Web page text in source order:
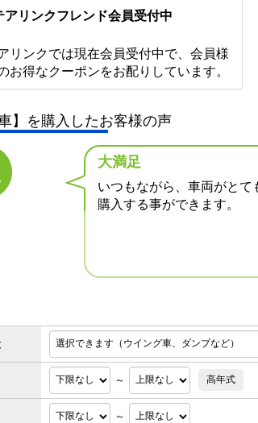
アリンクフレンド会員受付中
リンクでは現在会員受付中で、会員様
お得なクーポンをお配りしています。
車】を購入したお客様の声
大満足
いつもながら、車両がと
購入する事ができます。
～
～ 高年式